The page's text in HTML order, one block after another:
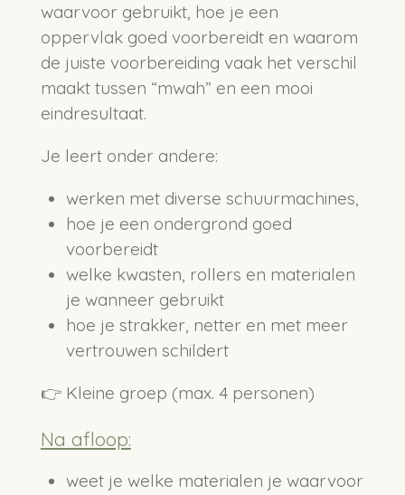
waarvoor gebruikt, hoe je een
oppervlak goed voorbereidt en waarom
de juiste voorbereiding vaak het verschil
maakt tussen “mwah” en een mooi
eindresultaat.
Je leert onder andere:
werken met diverse schuurmachines,
hoe je een ondergrond goed
voorbereidt
welke kwasten, rollers en materialen
je wanneer gebruikt
hoe je strakker, netter en met meer
vertrouwen schildert
👉 Kleine groep (max. 4 personen)
Na afloop:
weet je welke materialen je waarvoor